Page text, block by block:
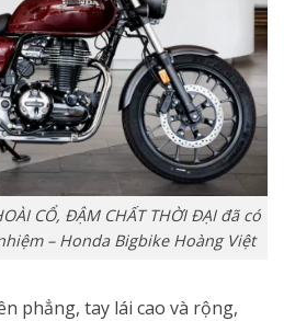
CỔ, ĐẬM CHẤT THỜI ĐẠI đã có
– Honda Bigbike Hoàng Việt
phẳng, tay lái cao và rộng,